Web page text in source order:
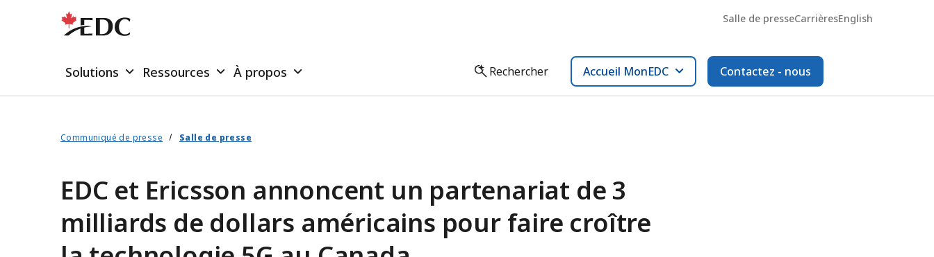
Salle de presseCarrièresEnglish
Solutions Ressources À propos Rechercher Accueil MonEDC Contactez - nous
Communiqué de presse Salle de presse
EDC et Ericsson annoncent un partenariat de 3
milliards de dollars américains pour faire croître